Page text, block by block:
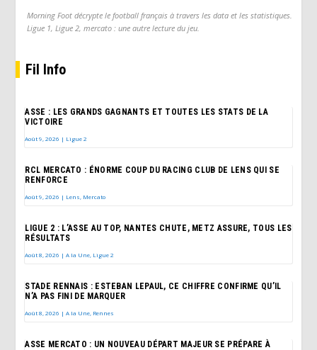
Morning Foot décrypte le football français à travers les data et les statistiques.
Ligue 1, Ligue 2, mercato : une autre lecture du jeu.
Fil Info
ASSE : LES GRANDS GAGNANTS ET TOUTES LES STATS DE LA
VICTOIRE
Août 9, 2026 | Ligue 2
RCL MERCATO : ÉNORME COUP DU RACING CLUB DE LENS QUI SE
RENFORCE
Août 9, 2026 | Lens Mercato
LIGUE 2 : L’ASSE AU TOP, NANTES CHUTE, METZ ASSURE, TOUS LES
RÉSULTATS
Août 8, 2026 |A la Une Ligue 2
STADE RENNAIS : ESTEBAN LEPAUL, CE CHIFFRE CONFIRME QU’IL
N’A PAS FINI DE MARQUER
Août 8, 2026 |A la Une Rennes
ASSE MERCATO : UN NOUVEAU DÉPART MAJEUR SE PRÉPARE À